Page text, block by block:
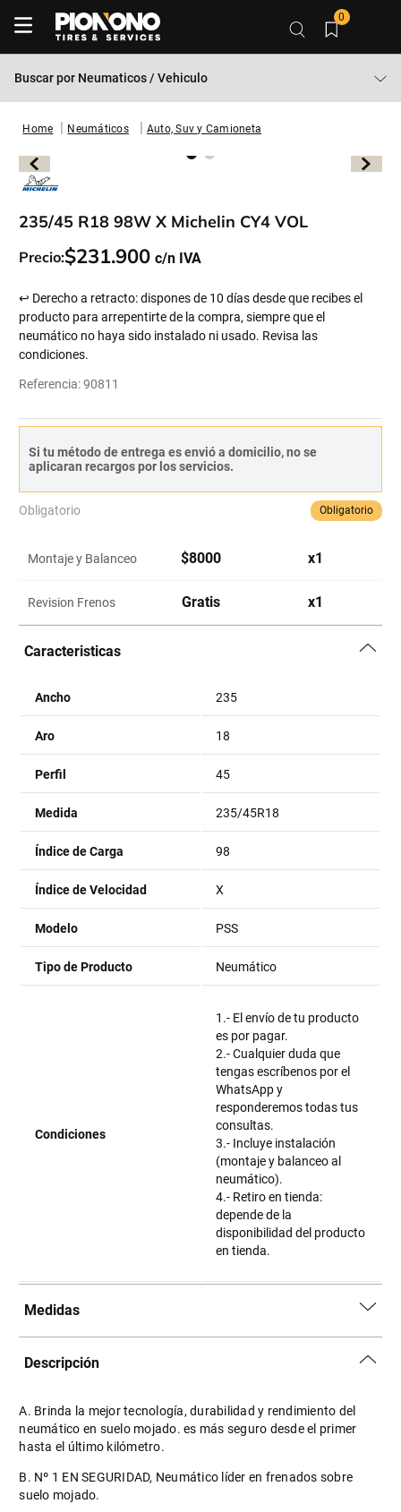
0
Buscar por Neumaticos / Vehiculo
Neumáticos Auto, Suv y Camioneta
235/45 R18 98W X Michelin CY4 VOL
Precio:$231.900
↩ Derecho a retracto: dispones de 10 días desde que recibes el
producto para arrepentirte de la compra, siempre que el
neumático no haya sido instalado ni usado. Revisa las
condiciones.
Referencia:90811
Si tu método de entrega es envió a domicilio, no se
aplicaran recargos por los servicios.
Obligatorio Obligatorio
Montaje y Balanceo $8000 x1
Revision Frenos Gratis x1
Caracteristicas
Ancho 235
Aro 18
Perfil 45
Medida 235/45R18
Índice de Carga 98
Índice de Velocidad X
Modelo PSS
Tipo de Producto Neumático
Condiciones
1.- El envío de tu producto
es por pagar.
2.- Cualquier duda que
tengas escríbenos por el
WhatsApp y
responderemos todas tus
consultas.
3.- Incluye instalación
(montaje y balanceo al
neumático).
4.- Retiro en tienda:
depende de la
disponibilidad del producto
en tienda.
Medidas
Descripción
A. Brinda la mejor tecnología, durabilidad y rendimiento del
neumático en suelo mojado. es más seguro desde el primer
hasta el último kilómetro.
B. Nº 1 EN SEGURIDAD, Neumático líder en frenados sobre
suelo mojado.